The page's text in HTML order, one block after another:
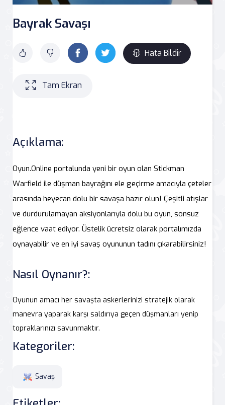
Bayrak Savaşı
Hata Bildir
Tam Ekran
Açıklama:
Oyun.Online portalunda yeni bir oyun olan Stickman
Warfield ile düşman bayrağını ele geçirme amacıyla çeteler
arasında heyecan dolu bir savaşa hazır olun! Çeşitli atışlar
ve durdurulamayan aksiyonlarıyla dolu bu oyun, sonsuz
eğlence vaat ediyor. Üstelik ücretsiz olarak portalımızda
oynayabilir ve en iyi savaş oyununun tadını çıkarabilirsiniz!
Nasıl Oynanır?:
Oyunun amacı her savaşta askerlerinizi stratejik olarak
manevra yaparak karşı saldırıya geçen düşmanları yenip
topraklarınızı savunmaktır.
Kategoriler:
Savaş